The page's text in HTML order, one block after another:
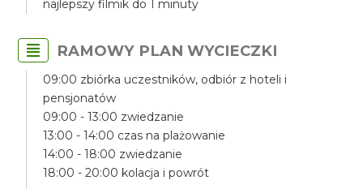
najlepszy filmik do 1 minuty
RAMOWY PLAN WYCIECZKI
09:00 zbiórka uczestników, odbiór z hoteli i
pensjonatów
09:00 - 13:00 zwiedzanie
13:00 - 14:00 czas na plażowanie
14:00 - 18:00 zwiedzanie
18:00 - 20:00 kolacja i powrót